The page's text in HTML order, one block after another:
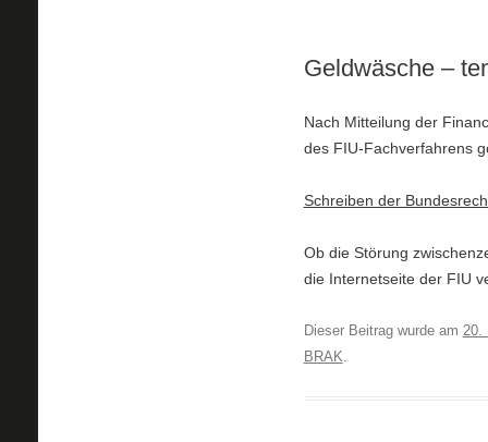
Geldwäsche –
Nach Mitteilung der
des FIU-Fachverfahrens
Schreiben der
Ob die Störung
die Internetseite der FIU
Dieser Beitrag wurde am 20.
BRAK.